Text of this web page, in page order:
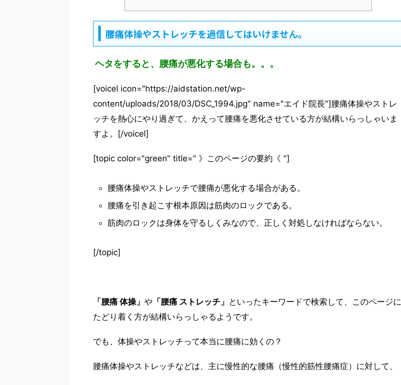
腰痛体操やストレッチを過信してはいけません。
ヘタをすると、腰痛が悪化する場合も。。。
[voicel icon="https://aidstation.net/wp-
content/uploads/2018/03/DSC_1994.jpg" name="エイド院長"]腰痛体操やストレ
ッチを熱心にやり過ぎて、かえって腰痛を悪化させている方が結構いらっしゃいま
すよ。[/voicel]
[topic color="green" title=" 》このページの要約《 "]
腰痛体操やストレッチで腰痛が悪化する場合がある。
腰痛を引き起こす根本原因は筋肉のロックである。
筋肉のロックは身体を守るしくみなので、正しく対処しなければならない。
[/topic]
「腰痛 体操」 や 「腰痛 ストレッチ」 といったキーワードで検索して、このページに
たどり着く方が結構いらっしゃるようです。
でも、体操やストレッチって本当に腰痛に効くの？
腰痛体操やストレッチなどは、主に慢性的な腰痛（慢性的筋性腰痛症）に対して、